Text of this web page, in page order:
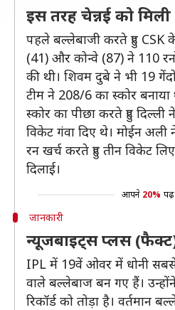
इस तरह चेन्नई को
पहले बल्लेबाजी करते हुए CSK
(41) और कोन्वे (87) ने 110
की थी। शिवम दुबे ने भी 19
टीम ने 208/6 का स्कोर बनाया
स्कोर का पीछा करते हुए दिल्ली
विकेट गंवा दिए थे। मोईन
रन खर्च करते हुए तीन विकेट
दिलाई।
आपने 20% पढ़
जानकारी
न्यूजबाइट्स प्लस
IPL में 19वें ओवर में धोनी
वाले बल्लेबाज बन गए हैं।
रिकॉर्ड को तोड़ा है। वर्तमान